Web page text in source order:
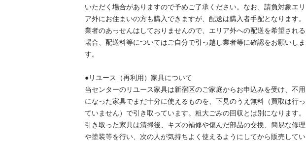
いただく場合がありますので予めご了承ください。なお、請負対象エリ
ア外にお住まいの方も購入できますが、配送は購入者手配となります。
業者のあっせんはしておりませんので、エリア外への配送を希望される
場合、配送料等についてはご自分で引っ越し業者等に確認をお願いしま
す。
●リユース（再利用）家具について
当センターのリユース家具は新宿区のご家庭からお申込みを受け、不用
になった家具でまだ十分に使えるものを、下見のうえ無料（買取は行っ
ていません）で引き取っています。粗大ごみの回収とは別になります。
引き取った家具は清掃後、キズの補修や傷んだ部品の交換、簡易な修理
や塗装等を行い、次の人が気持ちよく使えるようにしてから販売してい